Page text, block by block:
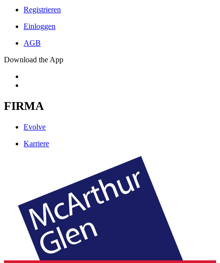
Registrieren
Einloggen
AGB
Download the App
FIRMA
Evolve
Karriere